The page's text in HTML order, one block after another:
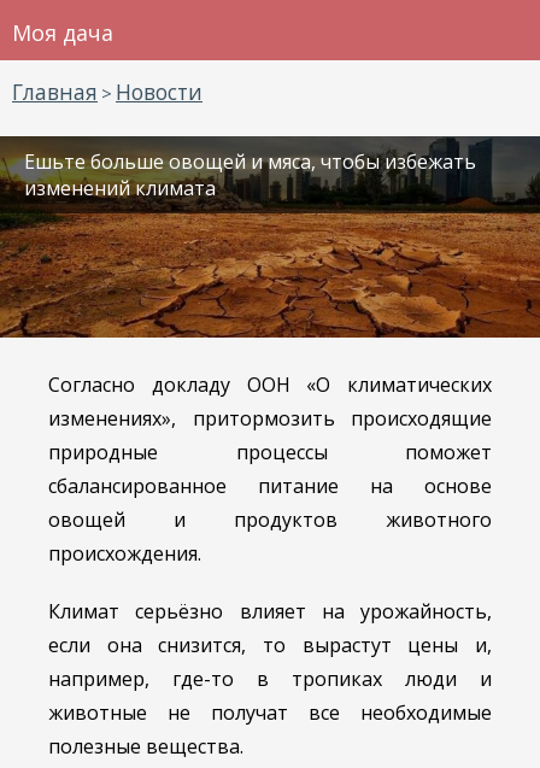
Моя дача
Главная > Новости
Ешьте больше овощей и мяса, чтобы избежать
изменений климата
Согласно докладу ООН «О климатических
изменениях», притормозить происходящие
природные процессы поможет
сбалансированное питание на основе
овощей и продуктов животного
происхождения.
Климат серьёзно влияет на урожайность,
если она снизится, то вырастут цены и,
например, где-то в тропиках люди и
животные не получат все необходимые
полезные вещества.